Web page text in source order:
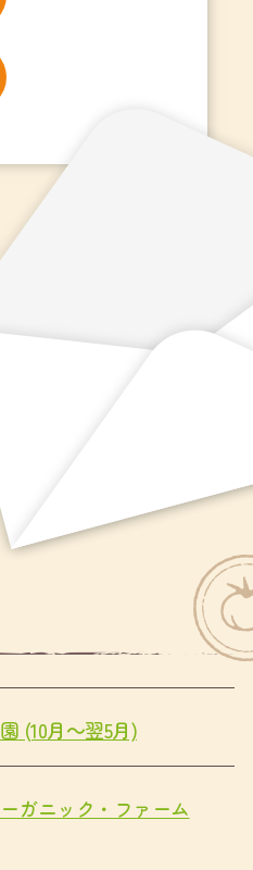
(10月～翌5月)
ガニック・ファーム